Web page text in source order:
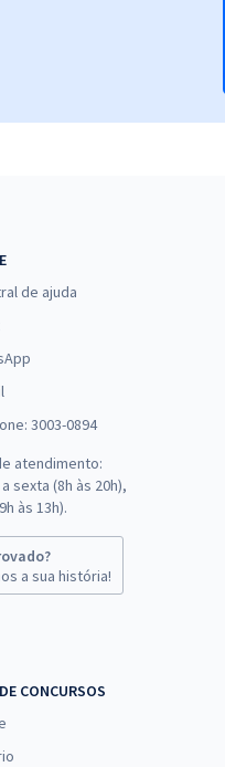
de ajuda
3003-0894
atendimento:
sexta (8h às 20h),
às 13h).
a sua história!
CONCURSOS